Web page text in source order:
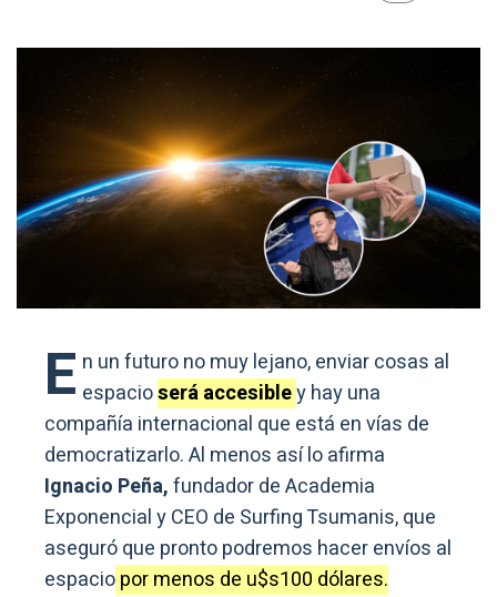
E n un futuro no muy lejano, enviar cosas al
espacioserá accesibley hay una
compañía internacional que está en vías de
democratizarlo. Al menos así lo afirma
Ignacio Peña,fundador de Academia
Exponencial y CEO de Surfing Tsumanis, que
aseguró que pronto podremos hacer envíos al
espaciopor menos de u$s100 dólares.